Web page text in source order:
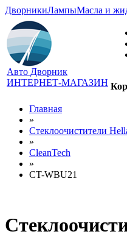
ДворникиЛампыМасла и
Авто Дворник
ИНТЕРНЕТ-МАГАЗИН
Главная
»
Стеклоочистители
»
CleanTech
»
CT-WBU21